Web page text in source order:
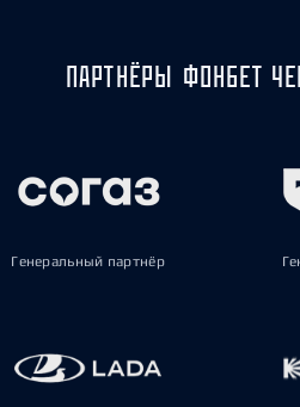
ПАРТНЁРЫ ФОНБЕТ
Генеральный партнёр